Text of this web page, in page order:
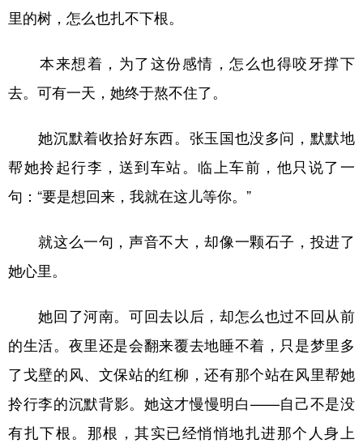
里的树，怎么也扎不下根。
本来想着，为了这份感情，怎么也得咬牙撑下
去。可有一天，她终于熬不住了。
她沉默着收拾好东西。张玉国也没多问，默默地
帮她拎起行李，送到车站。临上车前，他只说了一
句：“要是想回来，我就在这儿等你。”
就这么一句，声音不大，却像一颗石子，投进了
她心里。
她回了河南。可回去以后，却怎么也过不回从前
的生活。夜里还是会翻来覆去地睡不着，只是梦里多
了戈壁的风、文保站的红柳，还有那个站在风里帮她
拎行李的沉默背影。她这才慢慢明白——自己不是没
有扎下根。那根，其实已经悄悄地扎进那个人身上